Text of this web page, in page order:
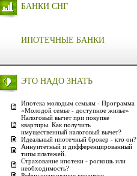
БАНКИ СНГ
ИПОТЕЧНЫЕ БАНКИ
ЭТО НАДО ЗНАТЬ
Ипотека молодым семьям - Программа
«Молодой семье - доступное жилье»
Налоговый вычет при покупке
квартиры. Как получить
имущественный налоговый вычет?
Идеальный ипотечный брокер - кто он?
Аннуитетный и дифференцированный
типы платежей.
Страхование ипотеки - роскошь или
необходимость?